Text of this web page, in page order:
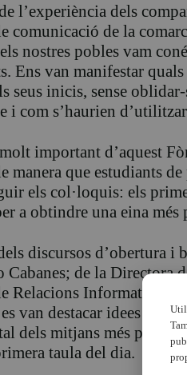
l’experiència dels
comunicació de la
nostres pobles vam
Ens van manifestar
seus inicis, sense
i com s’haurien
important d’aquest
manera que estudiants
els col·loquis: els
a obtindre una eina més
discursos d’obertura i
Cabanes; de la
Relacions Informatives
van destacar idees tant
dels mitjans més
taula del dia.